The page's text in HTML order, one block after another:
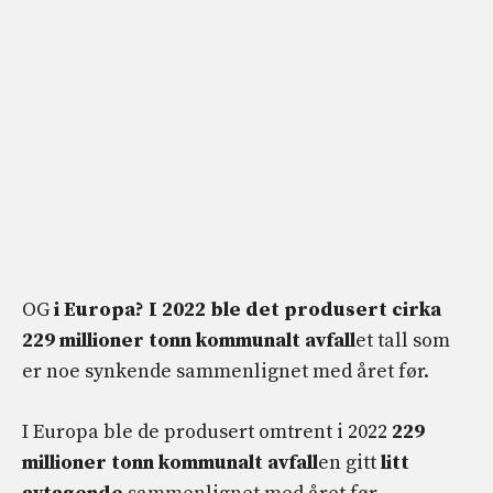
OGi Europa? I 2022 ble det produsert cirka
229 millioner tonn kommunalt avfallet tall som
er noe synkende sammenlignet med året før.
I Europa ble de produsert omtrent i 2022 229
millioner tonn kommunalt avfallen gittlitt